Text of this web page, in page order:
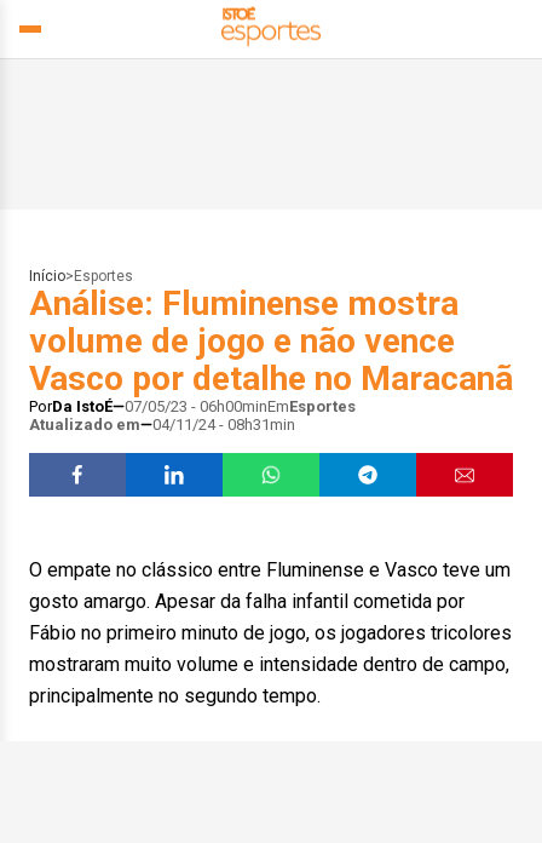
Início> Esportes
Análise: Fluminense mostra
volume de jogo e não vence
Vasco por detalhe no Maracanã
PorDa IstoÉ 07/05/23 - 06h00minEmEsportes
Atualizado em
04/11/24 - 08h31min
O empate no clássico entre Fluminense e Vasco teve um
gosto amargo. Apesar da falha infantil cometida por
Fábio no primeiro minuto de jogo, os jogadores tricolores
mostraram muito volume e intensidade dentro de campo,
principalmente no segundo tempo.